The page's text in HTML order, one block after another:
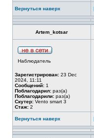
Вернуться наверх
Artem_kotsar
Наблюдатель
Зарегистрирован: 23 Dec
2024, 11:11
Сообщений: 1
Поблагодарил: раз(а)
Поблагодарили: раз(а)
Скутер: Vento smart 3
Стаж: 2
Вернуться наверх